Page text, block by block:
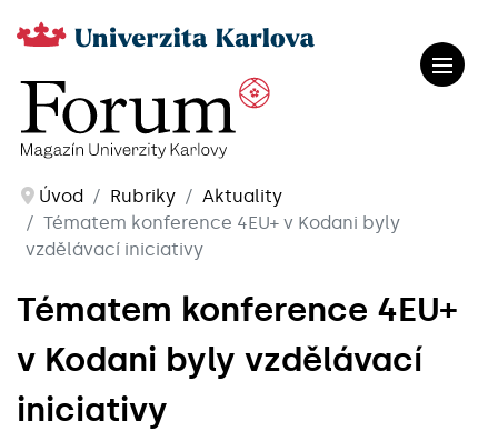
Úvod Rubriky
Aktuality
Tématem konference 4EU+ v Kodani byly
vzdělávací iniciativy
Tématem konference 4EU+
v Kodani byly vzdělávací
iniciativy